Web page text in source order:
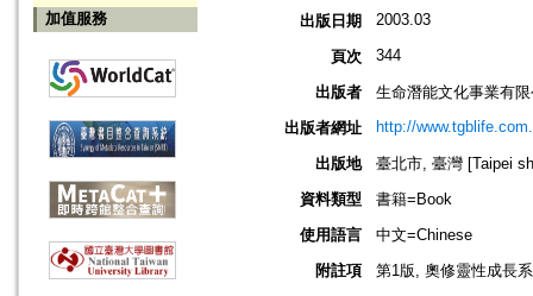
加值服務
出版日期
2003.03
頁次 344
出版者
生命潛能文化事業有
出版者網址
http://
出版地
臺北市, 臺灣 [Taipei
資料類型
書籍=Book
使用語言
中文=Chinese
附註項
第1版, 奧修靈性成長